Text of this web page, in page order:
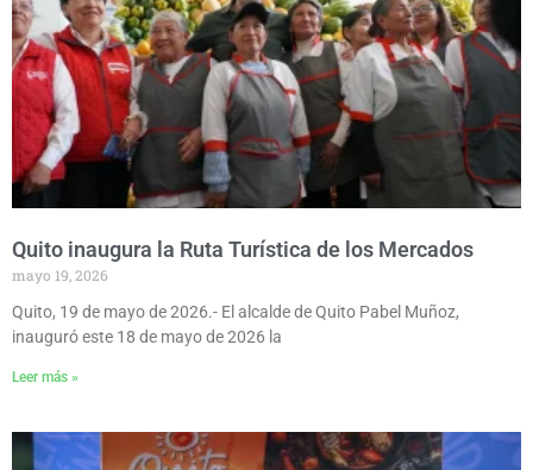
Quito inaugura la Ruta Turística de los Mercados
mayo 19, 2026
Quito, 19 de mayo de 2026.- El alcalde de Quito Pabel Muñoz,
inauguró este 18 de mayo de 2026 la
Leer más »